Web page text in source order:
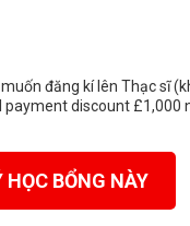
đăng kí lên Thạc sĩ
discount £1,000
BỔNG NÀY